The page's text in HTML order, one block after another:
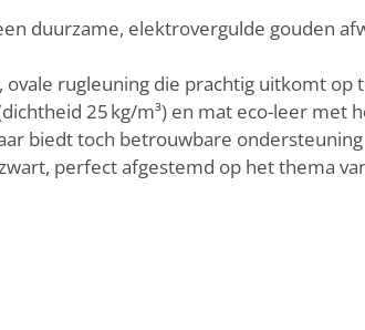
duurzame, elektrovergulde gouden
rugleuning die prachtig uitkomt op
25 kg/m³) en mat eco-leer met
biedt toch betrouwbare ondersteuning
perfect afgestemd op het thema